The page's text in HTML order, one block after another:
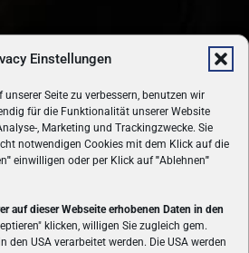
Einstellungen
Seite zu verbessern, benutzen wir
für die Funktionalität unserer Website
, Marketing und Trackingzwecke. Sie
notwendigen Cookies mit dem Klick auf die
" einwilligen oder per Klick auf"Ablehnen"
auf dieser Webseite erhobenen Daten in den
klicken, willigen Sie zugleich gem.
den USA verarbeitet werden. Die USA werden
ÜBER UNS